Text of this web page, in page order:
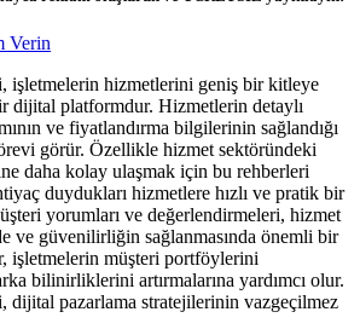
Verin
işletmelerin hizmetlerini geniş bir kitleye
dijital platformdur. Hizmetlerin detaylı
ve fiyatlandırma bilgilerinin sağlandığı
görür. Özellikle hizmet sektöründeki
daha kolay ulaşmak için bu rehberleri
duydukları hizmetlere hızlı ve pratik bir
yorumları ve değerlendirmeleri, hizmet
ve güvenilirliğin sağlanmasında önemli bir
işletmelerin müşteri portföylerini
bilinirliklerini artırmalarına yardımcı olur.
dijital pazarlama stratejilerinin vazgeçilmez